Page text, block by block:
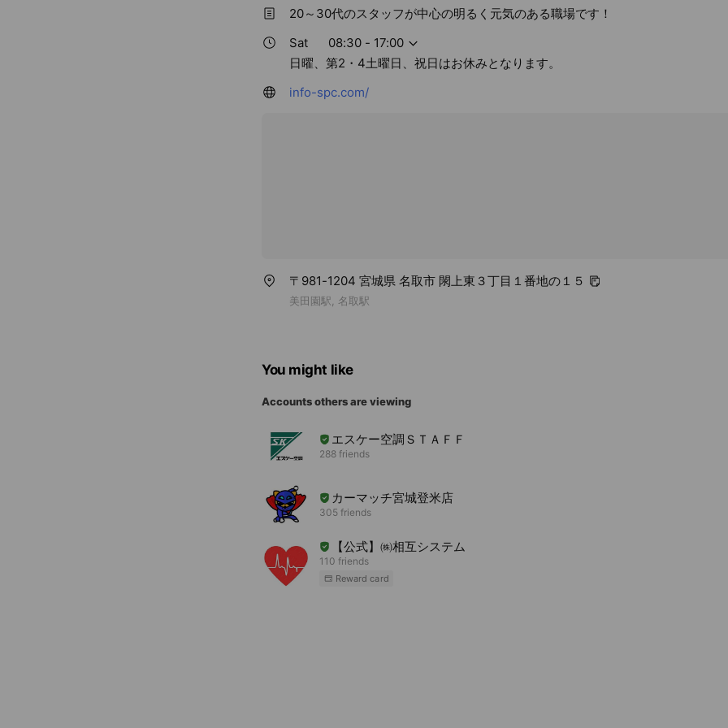
20～30代のスタッフが中心の明るく元気のある職場です！
Sat
08:30 - 17:00
日曜、第2・4土曜日、祝日はお休みとなります。
info-spc.com/
〒981-1204 宮城県 名取市 閖上東３丁目１番地の１５
美田園駅, 名取駅
You might like
Accounts others are viewing
エスケー空調ＳＴＡＦＦ
288 friends
カーマッチ宮城登米店
305 friends
【公式】㈱相互システム
110 friends
Reward card